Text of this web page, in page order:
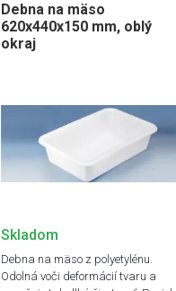
Debna na mäso
620x440x150 mm, oblý
okraj
Skladom
Debna na mäso z polyetylénu.
Odolná voči deformácií tvaru a